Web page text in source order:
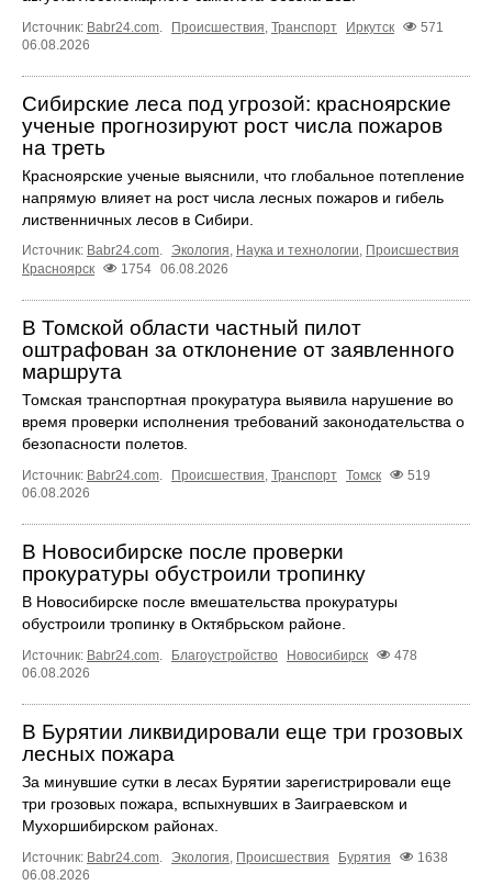
Источник: Babr24.com Происшествия Транспорт Иркутск
571
06.08.2026
Сибирские леса под угрозой: красноярские
ученые прогнозируют рост числа пожаров
на треть
Красноярские ученые выяснили, что глобальное потепление
напрямую влияет на рост числа лесных пожаров и гибель
лиственничных лесов в Сибири.
Источник: Babr24.com Экология Наука и технологии Происшествия
Красноярск
1754 06.08.2026
В Томской области частный пилот
оштрафован за отклонение от заявленного
маршрута
Томская транспортная прокуратура выявила нарушение во
время проверки исполнения требований законодательства о
безопасности полетов.
Источник: Babr24.com. Происшествия, Транспорт Томск
519
06.08.2026
В Новосибирске после проверки
прокуратуры обустроили тропинку
В Новосибирске после вмешательства прокуратуры
обустроили тропинку в Октябрьском районе.
Источник: Babr24.com. Благоустройство Новосибирск
478
06.08.2026
В Бурятии ликвидировали еще три грозовых
лесных пожара
За минувшие сутки в лесах Бурятии зарегистрировали еще
три грозовых пожара, вспыхнувших в Заиграевском и
Мухоршибирском районах.
Источник: Babr24.com. Экология, Происшествия Бурятия
1638
06.08.2026